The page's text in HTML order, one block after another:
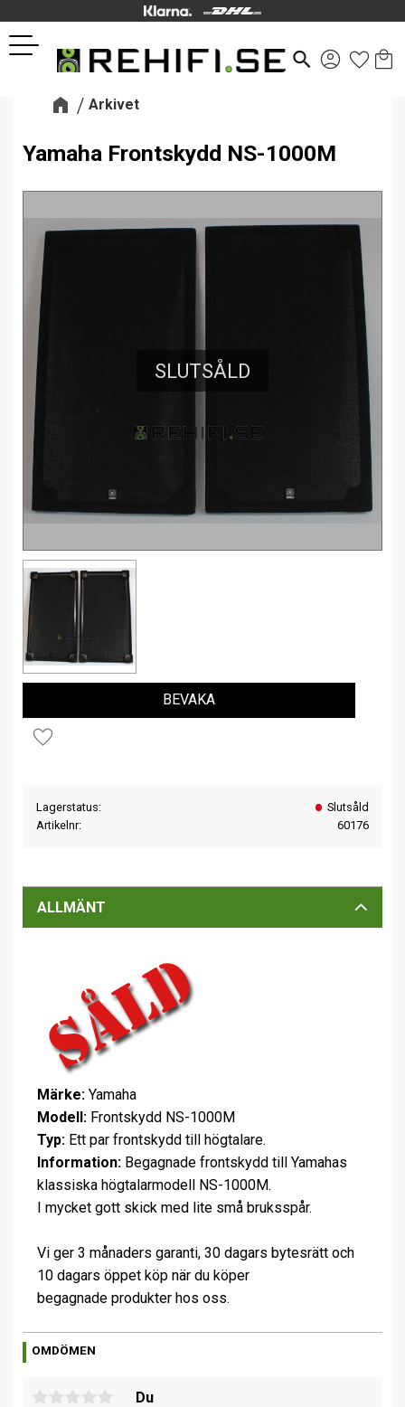
Meny
search
Arkivet
Yamaha Frontskydd NS-1000M
SLUTSÅLD
Lägg till i favoriter
BEVAKA
Lagerstatus
Slutsåld
Artikelnr
60176
ALLMÄNT
Märke: Yamaha
Modell: Frontskydd NS-1000M
Typ: Ett par frontskydd till högtalare.
Information: Begagnade frontskydd till Yamahas
klassiska högtalarmodell NS-1000M.
I mycket gott skick med lite små bruksspår.
Vi ger 3 månaders garanti, 30 dagars bytesrätt och
10 dagars öppet köp när du köper
begagnade produkter hos oss.
OMDÖMEN
Du